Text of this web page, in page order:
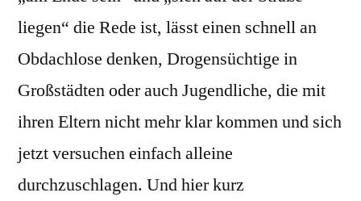
liegen“ die Rede ist, lässt einen schnell an
Obdachlose denken, Drogensüchtige in
Großstädten oder auch Jugendliche, die mit
ihren Eltern nicht mehr klar kommen und sich
jetzt versuchen einfach alleine
durchzuschlagen. Und hier kurz